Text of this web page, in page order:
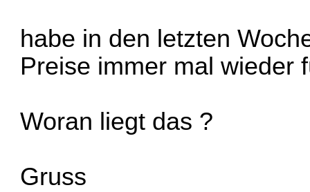
habe in den letzten
Preise immer mal wieder
Woran liegt das ?
Gruss